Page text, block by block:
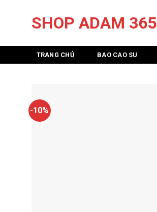
SHOP ADAM 365
TRANG CHỦ BAO CAO SU
-10%